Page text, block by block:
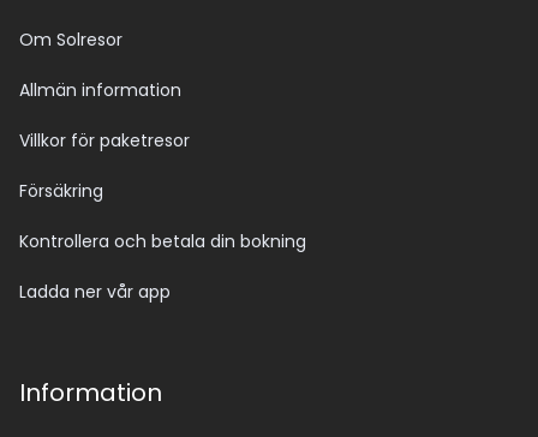
Om Solresor
Allmän information
Villkor för paketresor
Försäkring
Kontrollera och betala din bokning
Ladda ner vår app
Information